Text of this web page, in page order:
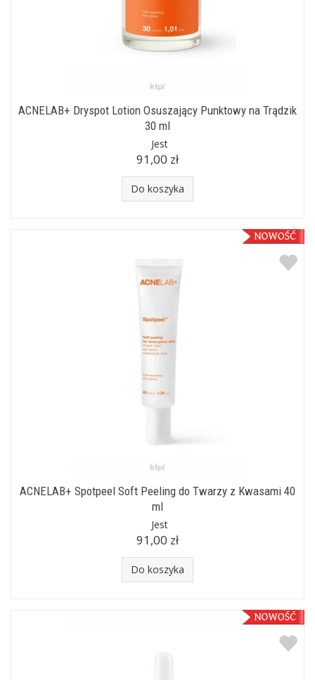
ACNELAB+ Dryspot Lotion Osuszający Punktowy na Trądzik
30 ml
Jest
91,00 zł
Do koszyka
ACNELAB+ Spotpeel Soft Peeling do Twarzy z Kwasami 40
ml
Jest
91,00 zł
Do koszyka